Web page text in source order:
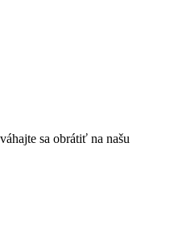
sa obrátiť na našu